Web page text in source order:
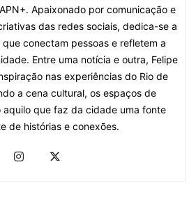
Apaixonado por comunicação e
das redes sociais, dedica-se a
conectam pessoas e refletem a
Entre uma notícia e outra, Felipe
nas experiências do Rio de
a cena cultural, os espaços de
que faz da cidade uma fonte
de histórias e conexões.